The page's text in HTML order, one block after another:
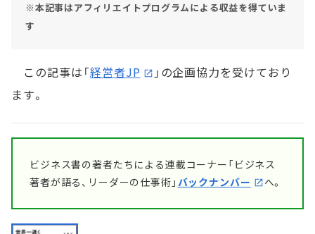
※本記事はアフィリエイトプログラムによる収益を得ていま
す
この記事は「経営者JP
」の企画協力を受けており
ます。
ビジネス書の著者たちによる連載コーナー「ビジネス
著者が語る、リーダーの仕事術」 バックナンバー へ。